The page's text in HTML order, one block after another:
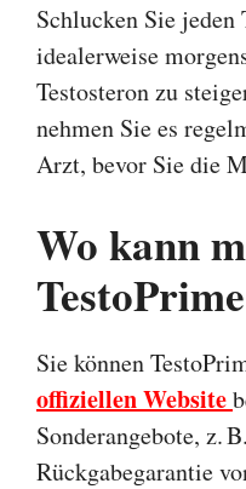
Schlucken Sie jeden
idealerweise
Testosteron zu
nehmen Sie es
Arzt, bevor Sie die
Wo kann
Sie können
offiziellen Website
Sonderangebote, z.
Rückgabegarantie